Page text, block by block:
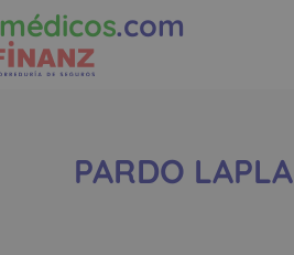
médicos.com
PARDO